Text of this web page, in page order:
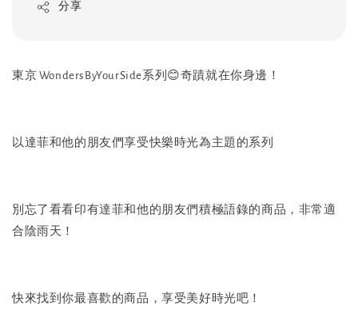
分享
東京 WondersByYourSide系列😊奇蹟就在你身邊！
以達菲和他的朋友們享受快樂時光為主題的系列
別忘了看看印有達菲和他的朋友們積極語錄的商品，非常適
合陰雨天！
快來找到你最喜歡的商品，享受美好時光吧！